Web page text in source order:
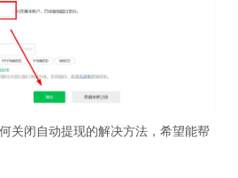
关闭自动提现的解决方法，希望能帮